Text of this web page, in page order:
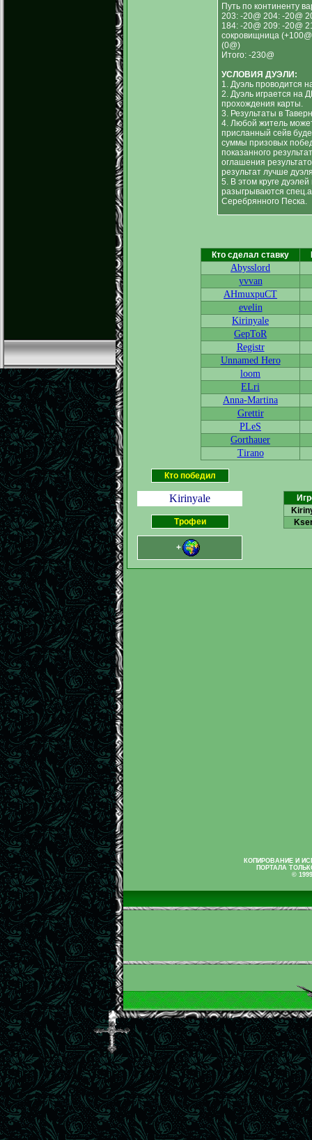
Путь по континенту
203: -20@ 204: -20@
184: -20@ 209: -20@
сокровищница
(0@)
Итого: -230@
УСЛОВИЯ ДУЭЛИ:
1. Дуэль проводится
2. Дуэль играется на
прохождения карты.
3. Результаты в
4. Любой житель
присланный сейв
суммы призовых
показанного
оглашения
результат лучше
5. В этом круге
разыгрываются
Серебрянного Песка.
Кто сделал ставку
Abysslord
yvvan
AHmuxpuCT
evelin
Kirinyale
GepToR
Registr
Unnamed Hero
loom
ELri
Anna-Martina
Grettir
PLeS
Gorthauer
Tirano
Кто победил
Kirinyale
Трофеи
+
КОПИРОВАНИЕ И
ПОРТАЛА
©